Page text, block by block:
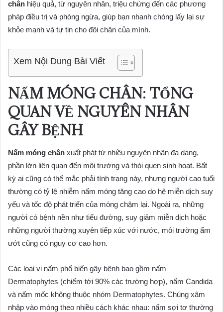
chân hiệu quả, từ nguyên nhân, triệu chứng đến các phương
pháp điều trị và phòng ngừa, giúp bạn nhanh chóng lấy lại sự
khỏe mạnh và tự tin cho đôi chân của mình.
Xem Nội Dung Bài Viết
NẤM MÓNG CHÂN: TỔNG
QUAN VỀ NGUYÊN NHÂN
GÂY BỆNH
Nấm móng chân xuất phát từ nhiều nguyên nhân đa dạng,
phần lớn liên quan đến môi trường và thói quen sinh hoạt. Bất
kỳ ai cũng có thể mắc phải tình trạng này, nhưng người cao tuổi
thường có tỷ lệ nhiễm nấm móng tăng cao do hệ miễn dịch suy
yếu và tốc độ phát triển của móng chậm lại. Ngoài ra, những
người có bệnh nền như tiểu đường, suy giảm miễn dịch hoặc
những người thường xuyên tiếp xúc với nước, môi trường ẩm
ướt cũng có nguy cơ cao hơn.
Các loại vi nấm phổ biến gây bệnh bao gồm nấm
Dermatophytes (chiếm tới 90% các trường hợp), nấm Candida
và nấm mốc không thuộc nhóm Dermatophytes. Chúng xâm
nhập vào móng theo nhiều cách khác nhau: nấm sợi tơ thường